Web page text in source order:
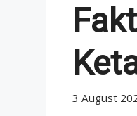
3 August